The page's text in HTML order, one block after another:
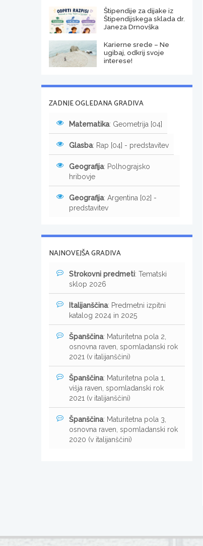
Štipendije za dijake iz
Štipendijskega sklada dr.
Janeza Drnovška
Karierne srede – Ne
ugibaj, odkrij svoje
interese!
ZADNJE OGLEDANA GRADIVA
Matematika: Geometrija [04]
Glasba: Rap [04] - predstavitev
Geografija: Polhograjsko
hribovje
Geografija: Argentina [02] -
predstavitev
NAJNOVEJŠA GRADIVA
Strokovni predmeti: Tematski
sklop 2026
Italijanščina: Predmetni izpitni
katalog 2024 in 2025
Španščina: Maturitetna pola 2,
osnovna raven, spomladanski rok
2021 (v italijanščini)
Španščina: Maturitetna pola 1,
višja raven, spomladanski rok
2021 (v italijanščini)
Španščina: Maturitetna pola 3,
osnovna raven, spomladanski rok
2020 (v italijanščini)